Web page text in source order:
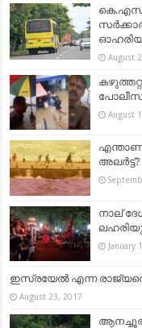
August
August
നാല്
January
ഇസ്രയേല്‍ എന്ന
August 23, 2017
ആനച്ചൂര്